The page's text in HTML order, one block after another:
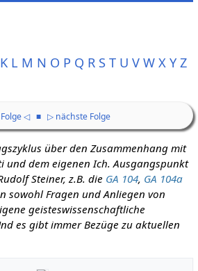
K L M N O P Q R S T U V W X Y Z
◁ ■ ▷ nächste Folge
über den Zusammenhang mit
und dem eigenen Ich. Ausgangspunkt
Steiner, z.B. die GA 104, GA 104a
sowohl Fragen und Anliegen von
geisteswissenschaftliche
es gibt immer Bezüge zu aktuellen